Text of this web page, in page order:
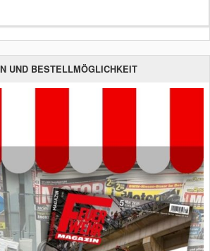
UND BESTELLMÖGLICHKEIT